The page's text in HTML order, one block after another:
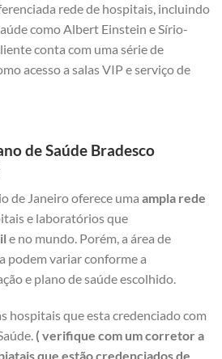
rede de hospitais, incluindo
como Albert Einstein e Sírio-
conta com uma série de
acesso a salas VIP e serviço de
de Saúde Bradesco
de Janeiro oferece uma ampla rede
e laboratórios que
e no mundo. Porém, a área de
podem variar conforme a
e plano de saúde escolhido.
hospitais que esta credenciado com
( verifique com um corretor a
que estão credenciados de